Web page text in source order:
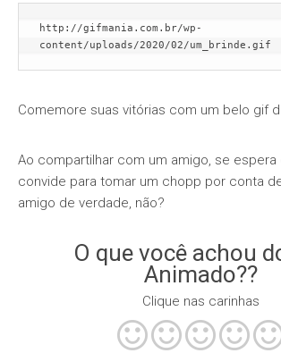
http://gifmania.com.br/wp-
content/uploads/2020/02/um_brinde.gif
Comemore suas vitórias com um belo gif
Ao compartilhar com um amigo, se espera
convide para tomar um chopp por conta
amigo de verdade, não?
O que você achou
Animado??
Clique nas carinhas